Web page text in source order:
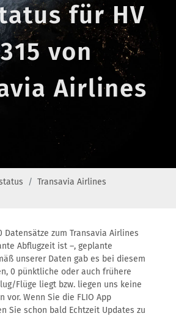
für HV
von
Airlines
Transavia Airlines
Datensätze zum Transavia Airlines
Abflugzeit ist –, geplante
unserer Daten gab es bei diesem
0 pünktliche oder auch frühere
Flüge liegt bzw. liegen uns keine
vor. Wenn Sie die FLIO App
Sie schon bald Echtzeit Updates zu